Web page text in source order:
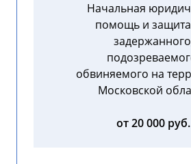
Начальная
помощь и
обвиняемого на
Московской
от 20 000 руб.